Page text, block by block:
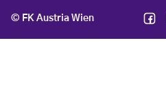
© FK Austria Wien